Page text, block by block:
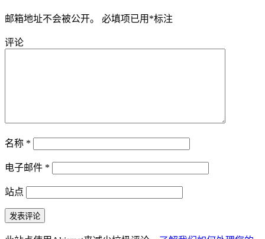
邮箱地址不会被公开。 必填项已用 *标注
评论
名称 *
电子邮件 *
站点